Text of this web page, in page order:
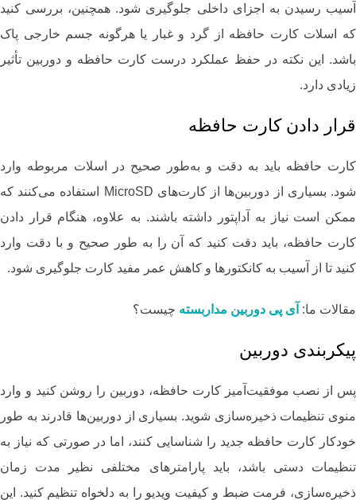
آسیب رسیدن به اجزای داخلی جلوگیری شود. همچنین، بررسی کنید
که اسلات کارت حافظه از گرد و غبار یا هرگونه جسم خارجی پاک
باشد. این نکته در حفظ عملکرد درست کارت حافظه و دوربین تأثیر
زیادی دارد.
قرار دادن کارت حافظه
کارت حافظه باید به دقت و به‌طور صحیح در اسلات مربوطه وارد
شود. بسیاری از دوربین‌ها از کارت‌های MicroSD استفاده می‌کنند که
ممکن است نیاز به آداپتور داشته باشند. به‌ علاوه، هنگام قرار دادن
کارت حافظه، باید دقت کنید که آن را به ‌طور صحیح و با دقت وارد
کنید تا از آسیب به کانکتورها و کاهش عمر مفید کارت جلوگیری شود.
مقالات ما: آی پی دوربین مداربسته چیست؟
پیکربندی دوربین
پس از نصب موفقیت‌آمیز کارت حافظه، دوربین را روشن کنید و وارد
منوی تنظیمات ذخیره‌سازی شوید. بسیاری از دوربین‌ها قادرند به‌ طور
خودکار کارت حافظه جدید را شناسایی کنند، اما در صورتی که نیاز به
تنظیمات دستی باشد، باید پارامترهای مختلفی نظیر مدت زمان
ذخیره‌سازی، فرمت ضبط و کیفیت ویدیو را به دلخواه تنظیم کنید. این